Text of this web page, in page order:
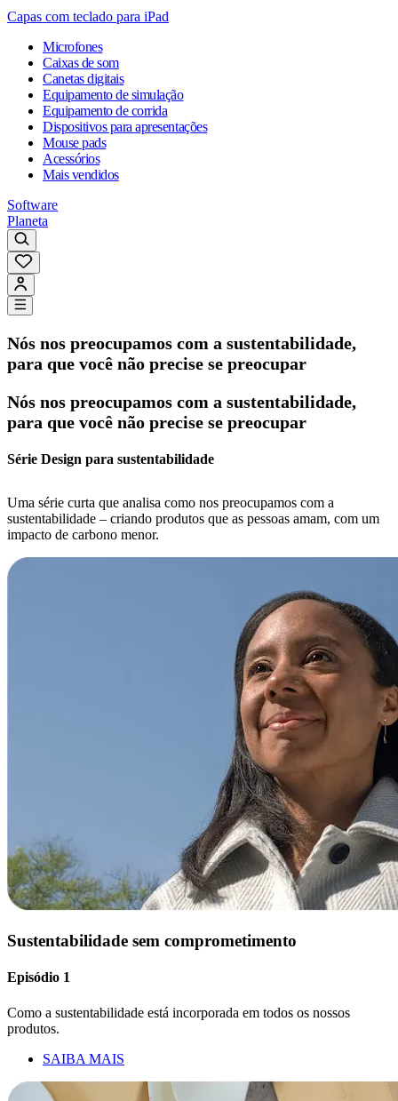
Capas com teclado para iPad
Microfones
Caixas de som
Canetas digitais
Equipamento de simulação
Equipamento de corrida
Dispositivos para apresentações
Mouse pads
Acessórios
Mais vendidos
Software
Planeta
Nós nos preocupamos com a sustentabilidade,
para que você não precise se preocupar
Nós nos preocupamos com a sustentabilidade,
para que você não precise se preocupar
Série Design para sustentabilidade
Uma série curta que analisa como nos preocupamos com a
sustentabilidade – criando produtos que as pessoas amam, com um
impacto de carbono menor.
Sustentabilidade sem comprometimento
Episódio 1
Como a sustentabilidade está incorporada em todos os nossos
produtos.
SAIBA MAIS